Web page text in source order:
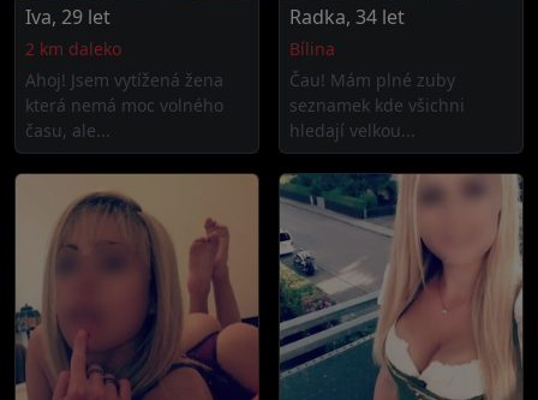
Iva, 29 let
2 km daleko
Ahoj! Jsem vytížená žena
která nemá moc volného
času, ale...
Radka, 34 let
Bílina
Čau! Mám plné zuby
seznamek kde všichni
hledají velkou...